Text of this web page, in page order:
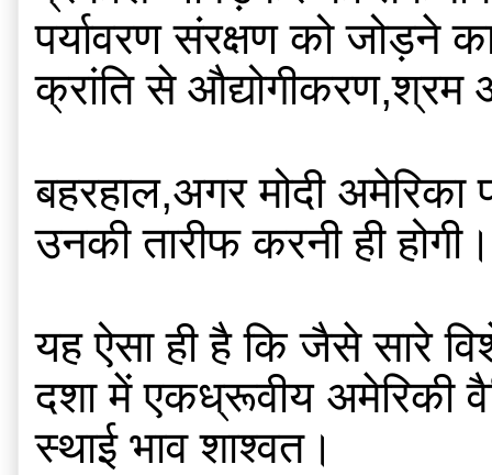
पर्यावरण संरक्षण को जोड़ने
क्रांति से
बहरहाल,अगर मोदी
उनकी तारीफ करनी ही
यह ऐसा ही है कि जैसे सारे
दशा में एकध्रूवीय अमेरिकी
स्थाई भाव शाश्वत।